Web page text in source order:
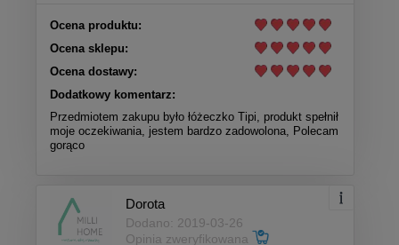
Ocena produktu:
Ocena sklepu:
Ocena dostawy:
Dodatkowy komentarz:
Przedmiotem zakupu było łóżeczko Tipi, produkt spełnił
moje oczekiwania, jestem bardzo zadowolona, Polecam
gorąco
Dorota
Dodano: 2019-03-26
Opinia zweryfikowana